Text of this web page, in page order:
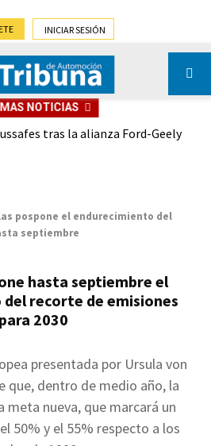
INICIAR SESIÓN
NOTICIAS
tras la alianza Ford-Geely
pospone el endurecimiento del
septiembre
hasta septiembre el
recorte de emisiones
para 2030
presentada por Ursula von
que, dentro de medio año, la
meta nueva, que marcará un
50% y el 55% respecto a los